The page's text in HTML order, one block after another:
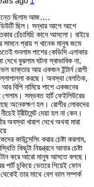
ছিলাম আজ….
ছিল। সন্ধার আগে আগে
চেঁচামিচি কানে আসলো। বাইরে
সামনে প্রায় শ খানেক মানুষ জমে
শুনলাম পাশের কেডিসি এলাকার
বুঝলাম ঘটনা স্বাভাবিক না,
ডাক্তার আর একজন ইন্টার্ন রোগী
করছে। অবস্থা বেগতিক,
বিপি নামিয়ে পাশে একজনের
গেলাম। সম্ভবত হার্ট ফেইলিউরের
অনেকক্ষণ হল। রোগীর লোকদের
ট্রীটমেন্ট দেয়া হল না কেন।
অবস্থা খারাপ দেখে অথবা মারা
কাউন্সেলিং করার চেষ্টা করলাম,
কিছুটা নিয়ণ্ত্রনে আনার চেষ্টা
করে আরো মানুষ আসতে বলছে।
পার্ট চুকিয়ে ভেতরে গিয়েই ফোন
তার সাথে বেশ ভাল সম্পর্ক